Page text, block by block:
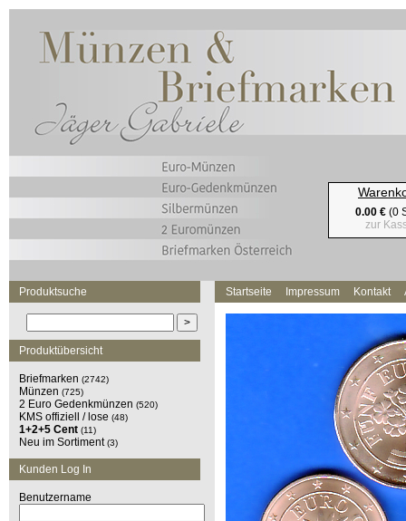
0.00 € (0
zur
Produktsuche
Produktübersicht
Briefmarken (2742)
Münzen (725)
2 Euro Gedenkmünzen (520)
KMS offiziell / lose (48)
1+2+5 Cent (11)
Neu im Sortiment (3)
Kunden Log In
Benutzername
Startseite Impressum Kontakt